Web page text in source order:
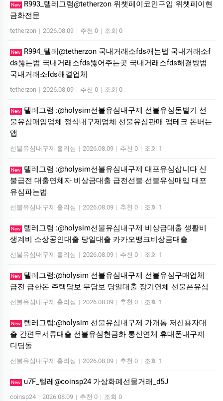
New
R993_텔레그램@tetherzon 위챗페이코인구입 위챗페이현
금화전문
tetherzon | 2026.08.09 | 추천 0 | 조회 0
New
R994_텔레@tetherzon 국내거래소fds깨는법 국내거래소f
ds뚫는법 국내거래소fds뚫어주는곳 국내거래소fds해결방법
국내거래소fds해결업체
tetherzon | 2026.08.09 | 추천 0 | 조회 0
New
텔레그램 :@holysim선불유심내구제 선불유심돈벌기 선
불유심매입업체 정식내구제업체 선불유심판매 앱테크 돈버는
앱
선불유심내구제 홀리심 | 2026.08.09 | 추천 0 | 조회 1
New
텔레그램 :@holysim선불유심내구제 대포유심삽니다 신
불급전 대출연체자 비상금대출 급전선불 선불유심매입 대포
유심파는법
선불유심내구제 홀리심 | 2026.08.09 | 추천 0 | 조회 1
New
텔레그램 :@holysim선불유심내구제 비상금대출 생활비
생계비 소상공인대출 당일대출 카카오뱅크비상금대출
선불유심내구제 홀리심 | 2026.08.09 | 추천 0 | 조회 1
New
텔레그램:@holysim 선불유심내구제 선불유심구매업체
급전 급한돈 주택담보 무담보 당일대출 장기연체 선불폰유심
선불유심내구제 홀리심 | 2026.08.09 | 추천 0 | 조회 1
New
텔레그램:@holysim 선불유심내구제 가개통 저신용자대
출 간편무서류대출 선불유심현금화 통신연체 휴대폰내구제
디딤돌
선불유심내구제 홀리심 | 2026.08.09 | 추천 0 | 조회 1
New u7F_텔레@coinsp24 가상화폐선물거래_d5J
coinsp24 | 2026.08.09 | 추천 0 | 조회 0